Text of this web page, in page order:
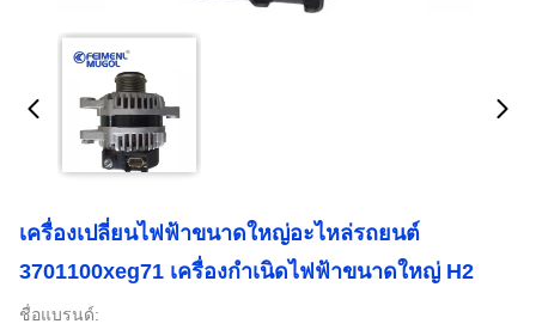
เครื่องเปลี่ยนไฟฟ้าขนาดใหญ่อะไหล่รถยนต์
3701100xeg71 เครื่องกําเนิดไฟฟ้าขนาดใหญ่ H2
ชื่อแบรนด์: